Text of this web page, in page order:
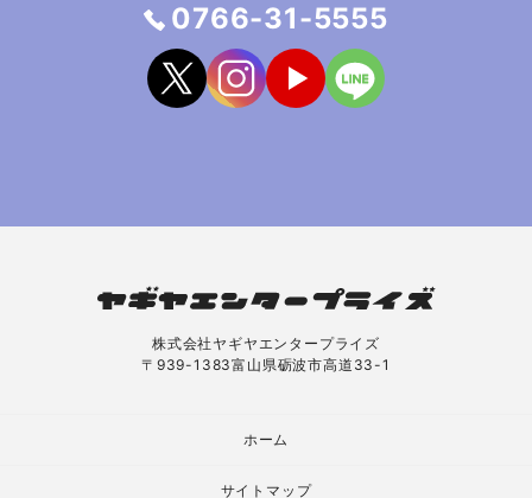
0766-31-5555
株式会社ヤギヤエンタープライズ
〒939-1383富山県砺波市高道33-1
ホーム
サイトマップ